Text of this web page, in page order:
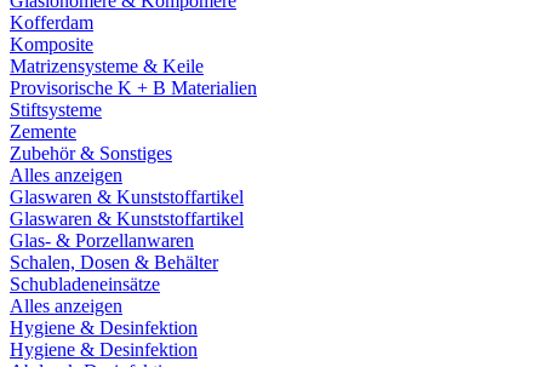
Kofferdam
Komposite
Matrizensysteme & Keile
Provisorische K + B Materialien
Stiftsysteme
Zemente
Zubehör & Sonstiges
Alles anzeigen
Glaswaren & Kunststoffartikel
Glaswaren & Kunststoffartikel
Glas- & Porzellanwaren
Schalen, Dosen & Behälter
Schubladeneinsätze
Alles anzeigen
Hygiene & Desinfektion
Hygiene & Desinfektion